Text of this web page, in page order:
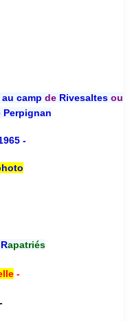
au camp deRivesaltesou
Perpignan
-
apatriés
-